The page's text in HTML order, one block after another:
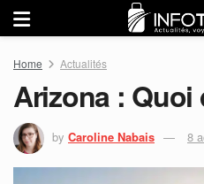
Home Actualités
Arizona : Quoi
by Caroline Nabais 8